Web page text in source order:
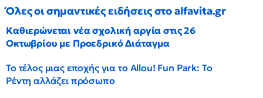
Όλες οι σημαντικές ειδήσεις στο alfavita.gr
Καθιερώνεται νέα σχολική αργία στις 26
Οκτωβρίου με Προεδρικό Διάταγμα
Το τέλος μιας εποχής για το Allou! Fun Park: Το
Ρέντη αλλάζει πρόσωπο